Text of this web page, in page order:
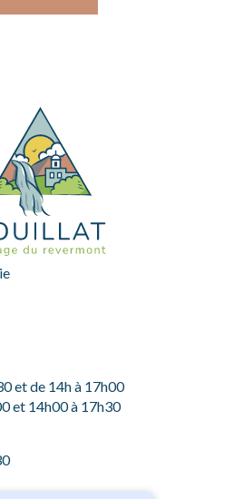
et de 14h à 17h00
et 14h00 à 17h30